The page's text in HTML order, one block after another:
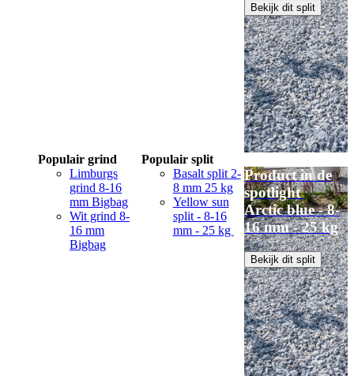
Bekijk dit split
Populair grind
Limburgs
grind 8-16
mm Bigbag
Wit grind 8-
16 mm
Bigbag
Populair split
Basalt split 2-
8 mm 25 kg
Yellow sun
split - 8-16
mm - 25 kg
Product in de
spotlight
Arctic blue - 8-
16 mm - 25 kg
Bekijk dit split